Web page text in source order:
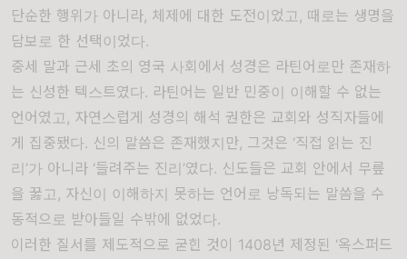
단순한 행위가 아니라, 체제에 대한 도전이었고, 때로는 생명을
담보로 한 선택이었다.
중세 말과 근세 초의 영국 사회에서 성경은 라틴어로만 존재하
는 신성한 텍스트였다. 라틴어는 일반 민중이 이해할 수 없는
언어였고, 자연스럽게 성경의 해석 권한은 교회와 성직자들에
게 집중됐다. 신의 말씀은 존재했지만, 그것은 ‘직접 읽는 진
리’가 아니라 ‘들려주는 진리’였다. 신도들은 교회 안에서 무릎
을 꿇고, 자신이 이해하지 못하는 언어로 낭독되는 말씀을 수
동적으로 받아들일 수밖에 없었다.
이러한 질서를 제도적으로 굳힌 것이 1408년 제정된 ‘옥스퍼드